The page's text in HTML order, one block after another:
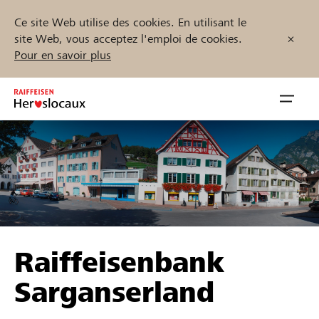
Ce site Web utilise des cookies. En utilisant le
site Web, vous acceptez l'emploi de cookies.
Pour en savoir plus
Inhalt
springen
öffnen
Parrainer
Soutien & assistance
Trouvez des projets et des organisations
Démarrez maintenant
Raiffeisenbank
Sarganserland